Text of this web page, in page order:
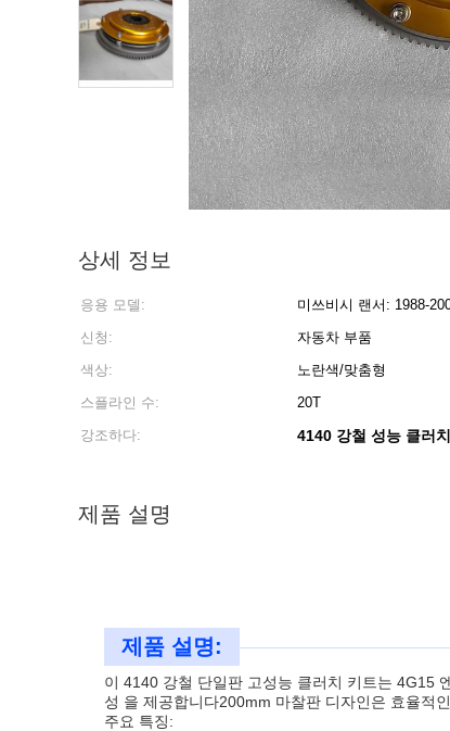
상세 정보
응용 모델: 미쓰비시 랜서: 1988-
신청:
자동차 부품
색상:
노란색/맞춤형
스플라인 수:
20T
강조하다:
4140 강철 성능 클러
제품 설명
제품 설명:
이 4140 강철 단일판 고성능 클러치 키트는 4G15
성 을 제공합니다200mm 마찰판 디자인은 효율적
주요 특징: